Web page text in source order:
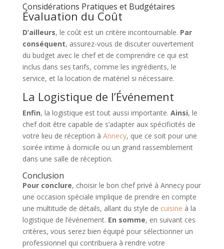
Considérations Pratiques et Budgétaires
Évaluation du Coût
D’ailleurs, le coût est un critère incontournable. Par
conséquent, assurez-vous de discuter ouvertement
du budget avec le chef et de comprendre ce qui est
inclus dans ses tarifs, comme les ingrédients, le
service, et la location de matériel si nécessaire.
La Logistique de l’Événement
Enfin, la logistique est tout aussi importante. Ainsi, le
chef doit être capable de s’adapter aux spécificités de
votre lieu de réception à Annecy, que ce soit pour une
soirée intime à domicile ou un grand rassemblement
dans une salle de réception.
Conclusion
Pour conclure, choisir le bon chef privé à Annecy pour
une occasion spéciale implique de prendre en compte
une multitude de détails, allant du style de cuisine à la
logistique de l’événement. En somme, en suivant ces
critères, vous serez bien équipé pour sélectionner un
professionnel qui contribuera à rendre votre